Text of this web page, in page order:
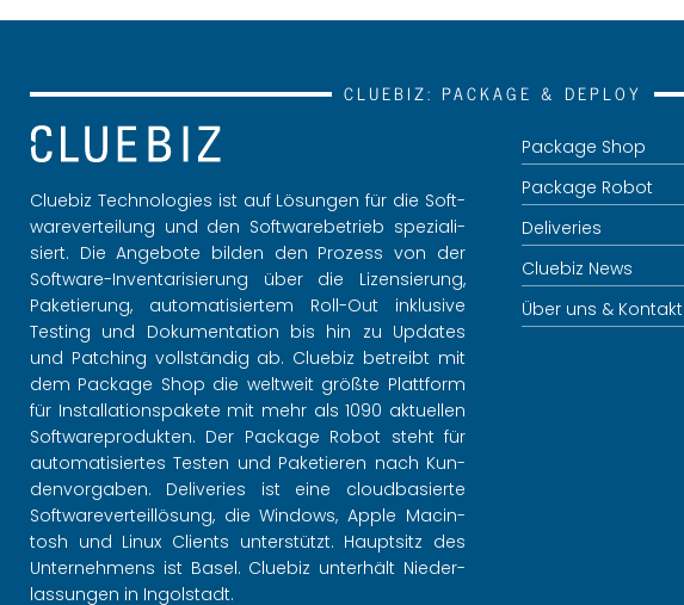
CLUE­BIZ: PA­CKA­GE & DE­PLOY
Clue­biz Tech­no­lo­gies ist auf Lö­sun­gen für die Soft­
ware­ver­tei­lung und den Soft­ware­be­trieb spe­zia­li­
siert. Die An­ge­bo­te bil­den den Pro­zess von der
Soft­ware-In­ven­ta­ri­sie­rung über die Li­zen­sie­rung,
Pa­ke­tie­rung, au­to­ma­ti­sier­tem Roll-Out in­klu­si­ve
Tes­ting und Do­ku­men­ta­ti­on bis hin zu Up­dates
und Patching voll­stän­dig ab. Clue­biz be­treibt mit
dem Pa­cka­ge Shop die welt­weit grö­ß­te Platt­form
für In­stal­la­ti­ons­pa­ke­te mit mehr als 1090 ak­tu­el­len
Soft­ware­pro­duk­ten. Der Pa­cka­ge Robot steht für
au­to­ma­ti­sier­tes Tes­ten und Pa­ke­tie­ren nach Kun­
den­vor­ga­ben. De­li­ve­ries ist eine cloud­ba­sier­te
Soft­ware­ver­teil­lö­sung, die Win­dows, Apple Mac­in­
tosh und Linux Cli­ents un­ter­stützt. Haupt­sitz des
Un­ter­neh­mens ist Basel. Clue­biz un­ter­hält Nie­der­
las­sun­gen in In­gol­stadt.
Pa­cka­ge Shop
Pa­cka­ge Robot
De­li­ve­ries
Clue­biz News
Über uns & Kon­takt